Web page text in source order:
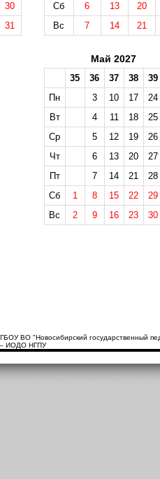
30
31
Сб
6 13
20
Вс
7 14 21
Май 2027
35 36 37 38
39
Пн
3 10 17
24
Вт
4 11 18
25
Ср
5 12 19
26
Чт
6 13 20
27
Пт
7 14 21
28
Сб
1 8 15 22
29
Вс
2 9 16 23 30
ВО "Новосибирский государственный
– ИОДО НГПУ